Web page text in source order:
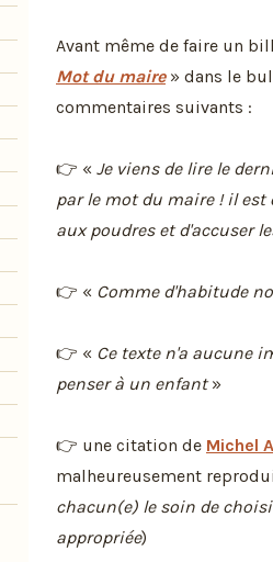
Avant même de faire un
Mot du maire» dans le
commentaires suivants :
👉 « Je viens de lire le
par le mot du maire ! il est
aux poudres et d'accuser
👉 « Comme d'habitude
👉 « Ce texte n'a aucune
penser à un enfant»
👉 une citation de Michel
malheureusement
chacun(e) le soin de
appropriée)